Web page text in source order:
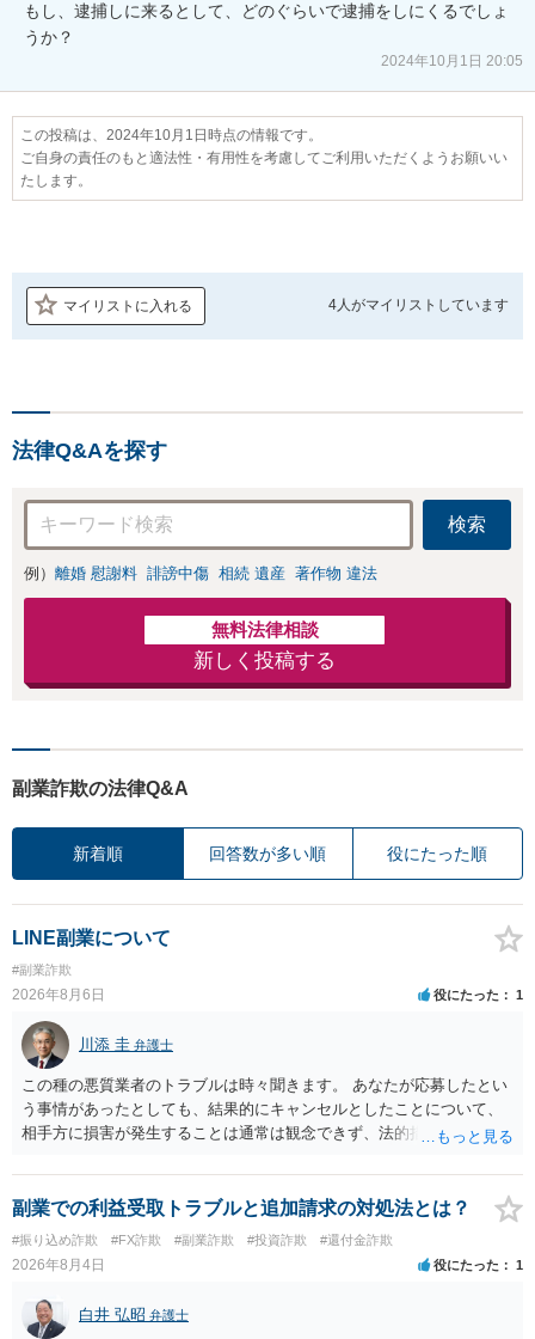
もし、逮捕しに来るとして、どのぐらいで逮捕をしにくるでしょ
うか？
2024年10月1日 20:05
この投稿は、2024年10月1日時点の情報です。
ご自身の責任のもと適法性・有用性を考慮してご利用いただくようお願いい
たします。
マイリストに入れる 4人がマイリストしています
法律Q&Aを探す
検索
例） 離婚 慰謝料 誹謗中傷 相続 遺産 著作物 違法
無料法律相談
新しく投稿する
副業詐欺の法律Q&A
新着順 回答数が多い順 役にたった順
LINE副業について
#副業詐欺
2026年8月6日 役にたった 1
川添 圭 弁護士
この種の悪質業者のトラブルは時々聞きます。 あなたが応募したとい
う事情があったとしても、結果的にキャンセルとしたことについて、
相手方に損害が発生することは通常は観念できず、法的措置を採って
ず、最寄りの消費生活センターへ相談し、連絡を無視してよいかどう
かのアドバイスを受けられることをお勧めします。しつこいようであ
れば、弁護士へ依頼して警告してもらうことも必要になるかもしれま
せん。
副業での利益受取トラブルと追加請求の対処法とは？
#振り込め詐欺 #FX詐欺 #副業詐欺 #投資詐欺 #還付金詐欺
2026年8月4日 役にたった 1
白井 弘昭 弁護士